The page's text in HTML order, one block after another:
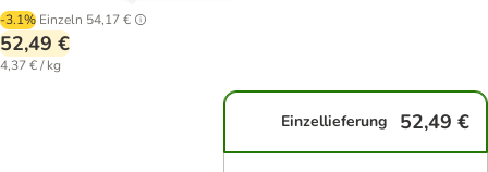
-3.1% Einzeln 54,17 €
52,49 €
4,37 € / kg
Einzellieferung 52,49 €